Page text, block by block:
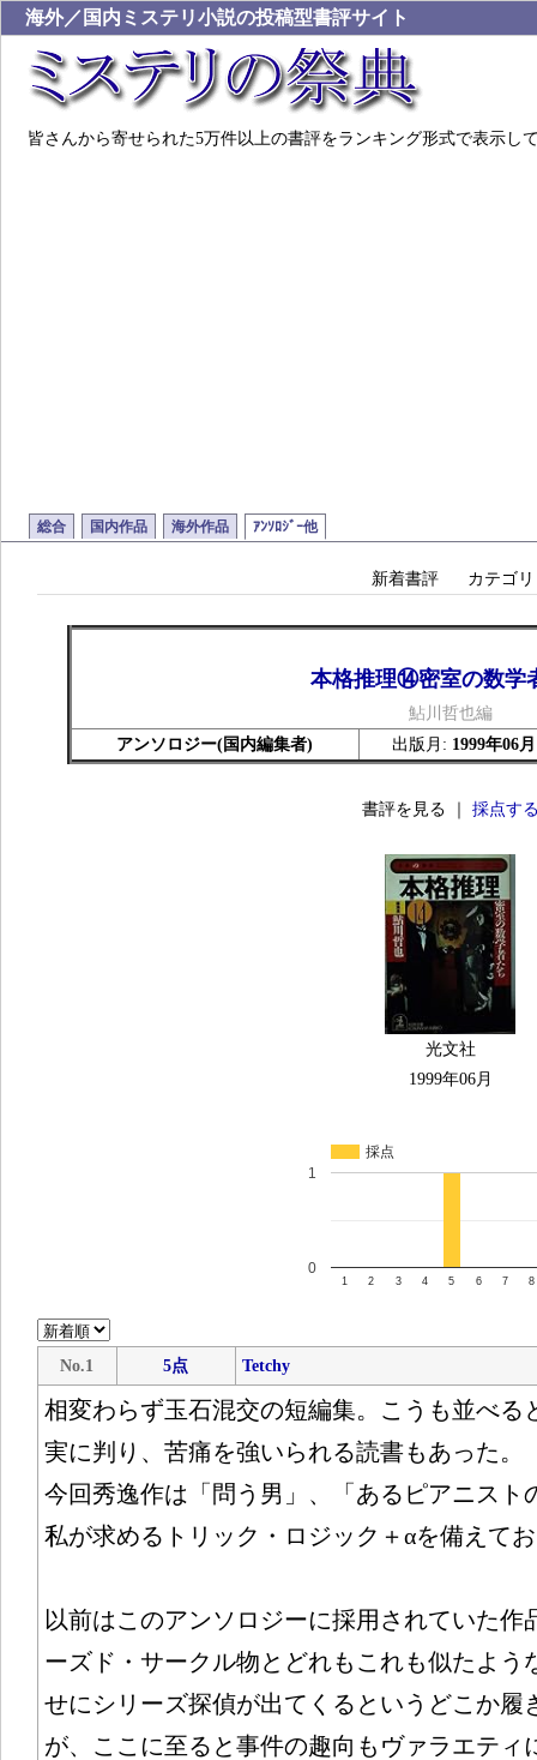
海外／国内ミステリ小説の投稿型書評サイト
皆さんから寄せられた5万件以上の書評をランキング形式で表示し
総合 国内作品 海外作品 ｱﾝｿﾛｼﾞｰ他
新着書評 カテゴリ
本格推理⑭密室の数学
鮎川哲也編
アンソロジー(国内編集者)
出版月: 1999年06月
書評を見る ｜ 採点す
光文社
1999年06月
採点
1 2 3 4 5 6 7 8
0
1
No.1 5点 Tetchy
相変わらず玉石混交の短編集。こうも並べる
実に判り、苦痛を強いられる読書もあった。
今回秀逸作は「問う男」、「あるピアニスト
私が求めるトリック・ロジック＋αを備えて
以前はこのアンソロジーに採用されていた作
ーズド・サークル物とどれもこれも似たよう
せにシリーズ探偵が出てくるというどこか履
が、ここに至ると事件の趣向もヴァラエティ